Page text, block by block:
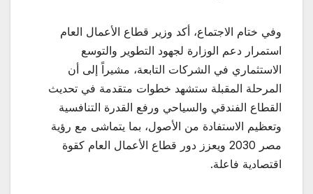
وفي ختام الاجتماع، أكد وزير قطاع الأعمال العام
استمرار دعم الوزارة لجهود التطوير والتوسع
الاستثماري في الشركات التابعة، مشيراً إلى أن
المرحلة المقبلة ستشهد خطوات متقدمة في تحديث
القطاع الفندقي والسياحي ورفع القدرة التنافسية
وتعظيم الاستفادة من الأصول، بما يتماشى مع رؤية
مصر 2030 ويعزز دور قطاع الأعمال العام كقوة
اقتصادية فاعلة.